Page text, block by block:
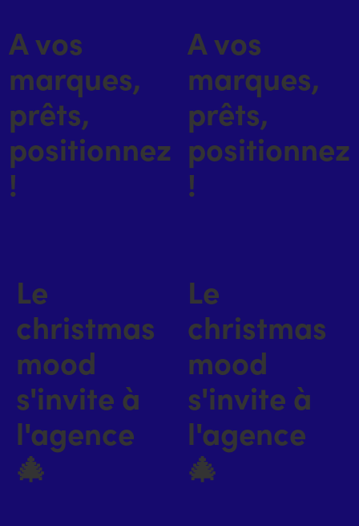
A vos
marques,
prêts,
positionnez
!
A vos
marques,
prêts,
positionnez
!
Le
christmas
mood
s'invite à
l'agence
🎄
Le
christmas
mood
s'invite à
l'agence
🎄